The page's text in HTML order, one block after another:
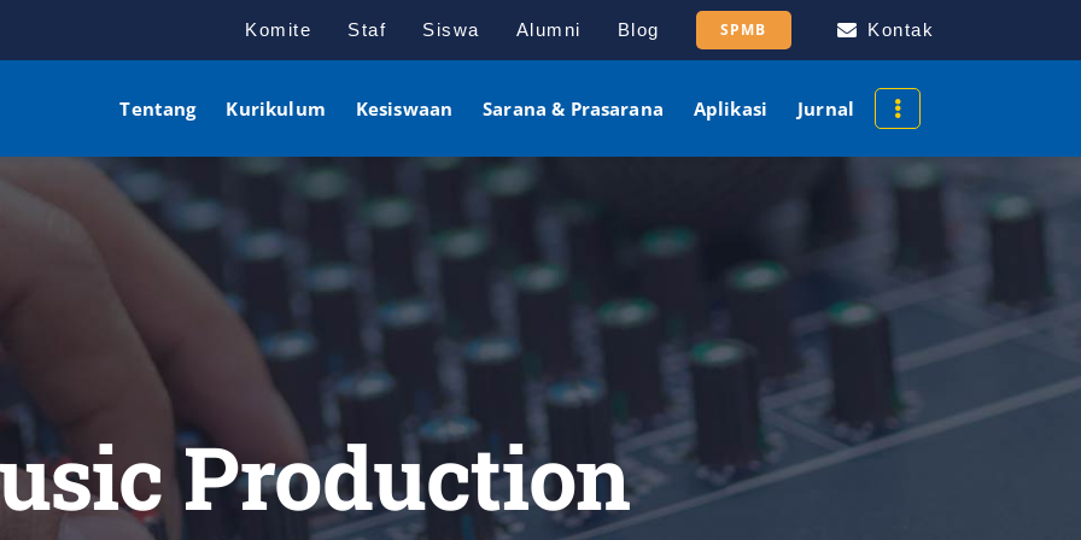
Komite Staf Siswa Alumni Blog SPMB Kontak
Tentang Kurikulum Kesiswaan Sarana & Prasarana Aplikasi Jurnal
Production